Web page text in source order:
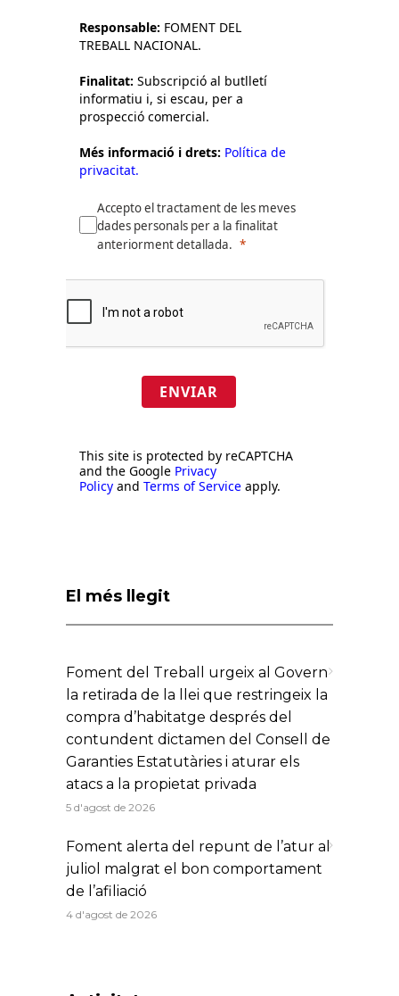
Responsable: FOMENT DEL
TREBALL NACIONAL.
Finalitat: Subscripció al butlletí
informatiu i, si escau, per a
prospecció comercial.
Més informació i drets: Política de
privacitat.
Accepto el tractament de les meves
dades personals per a la finalitat
anteriorment detallada.
ENVIAR
This site is protected by reCAPTCHA
and the Google Privacy
Policy and Terms of Service apply.
El més llegit
Foment del Treball urgeix al Govern
la retirada de la llei que restringeix la
compra d’habitatge després del
contundent dictamen del Consell de
Garanties Estatutàries i aturar els
atacs a la propietat privada
5 d'agost de 2026
Foment alerta del repunt de l’atur al
juliol malgrat el bon comportament
de l’afiliació
4 d'agost de 2026